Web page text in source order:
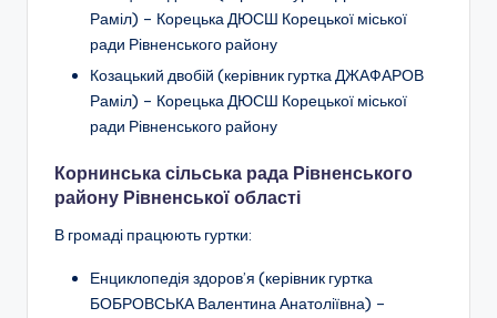
Раміл) – Корецька ДЮСШ Корецької міської
ради Рівненського району
Козацький двобій (керівник гуртка ДЖАФАРОВ
Раміл) – Корецька ДЮСШ Корецької міської
ради Рівненського району
Корнинська сільська рада Рівненського
району Рівненської області
В громаді працюють гуртки:
Енциклопедія здоров’я (керівник гуртка
БОБРОВСЬКА Валентина Анатоліївна) –